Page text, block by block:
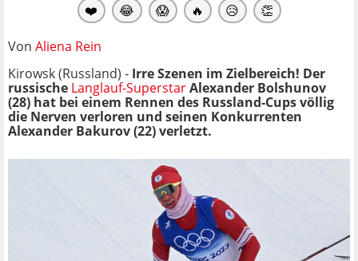
❤️ 😂 😱 🔥 😥 👏
Von Aliena Rein
Kirowsk (Russland) - Irre Szenen im Zielbereich! Der
russische Langlauf-SuperstarAlexander Bolshunov
(28) hat bei einem Rennen des Russland-Cups völlig
die Nerven verloren und seinen Konkurrenten
Alexander Bakurov (22) verletzt.